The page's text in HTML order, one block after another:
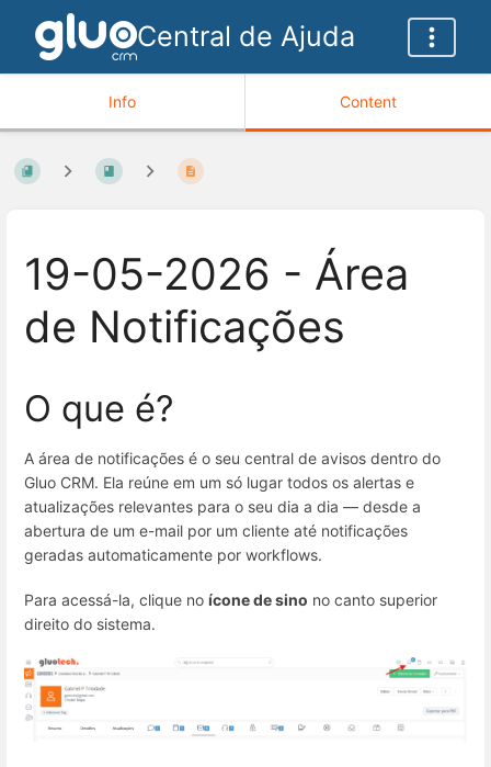
Central de Ajuda
Info Content
19-05-2026 - Área
de Notificações
O que é?
A área de notificações é o seu central de avisos dentro do
Gluo CRM. Ela reúne em um só lugar todos os alertas e
atualizações relevantes para o seu dia a dia — desde a
abertura de um e-mail por um cliente até notificações
geradas automaticamente por workflows.
Para acessá-la, clique no ícone de sino no canto superior
direito do sistema.